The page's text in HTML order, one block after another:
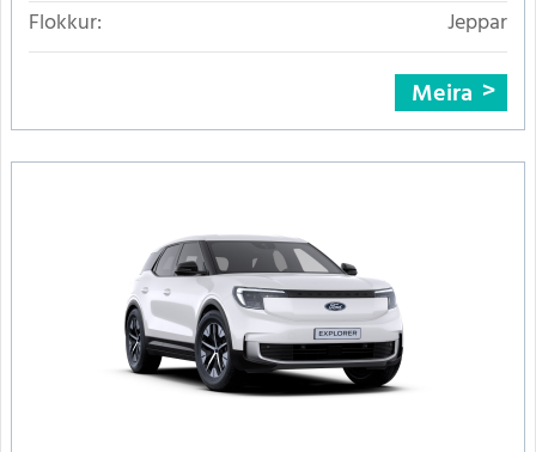
Flokkur:
Jeppar
Meira